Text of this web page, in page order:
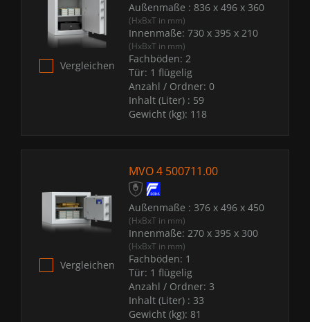
Vergleichen
Außenmaße : 836 x 496 x 360
(HxBxT in mm)
Innenmaße: 730 x 395 x 210
(HxBxT in mm)
Fachböden: 2
Tür: 1 flügelig
Anzahl / Ordner: 0
Inhalt (Liter) : 59
Gewicht (kg): 118
Vergleichen
MVO 4 500711.00
Außenmaße : 376 x 496 x 450
(HxBxT in mm)
Innenmaße: 270 x 395 x 300
(HxBxT in mm)
Fachböden: 1
Tür: 1 flügelig
Anzahl / Ordner: 3
Inhalt (Liter) : 33
Gewicht (kg): 81